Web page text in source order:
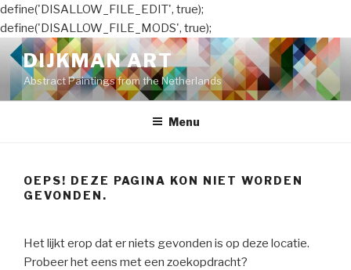
define('DISALLOW_FILE_EDIT', true);
define('DISALLOW_FILE_MODS', true);
Naar
de
inhoud
springen
DIJKMAN ART
Abstract Paintings from the Netherlands
Menu
OEPS! DEZE PAGINA KON NIET WORDEN
GEVONDEN.
Het lijkt erop dat er niets gevonden is op deze locatie.
Probeer het eens met een zoekopdracht?